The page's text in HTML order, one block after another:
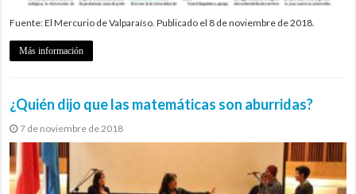
Fuente: El Mercurio de Valparaíso. Publicado el 8 de noviembre de 2018.
Más información
¿Quién dijo que las matemáticas son aburridas?
7 de noviembre de 2018